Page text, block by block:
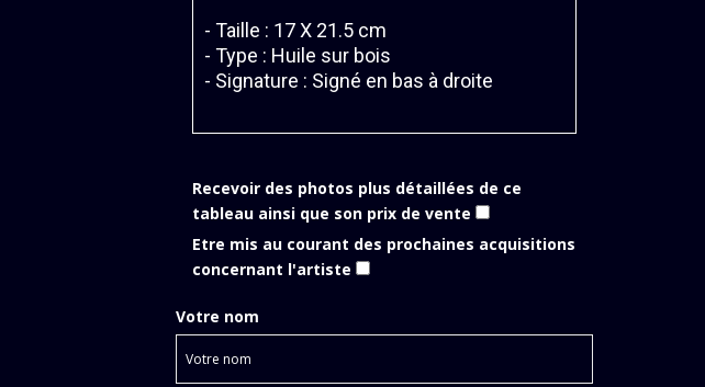
- Taille : 17 X 21.5 cm
- Type : Huile sur bois
- Signature : Signé en bas à droite
Recevoir des photos plus détaillées de ce
tableau ainsi que son prix de vente
Etre mis au courant des prochaines acquisitions
concernant l'artiste
Votre nom